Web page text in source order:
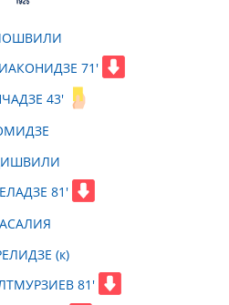
71'
43'
81'
(к)
81'